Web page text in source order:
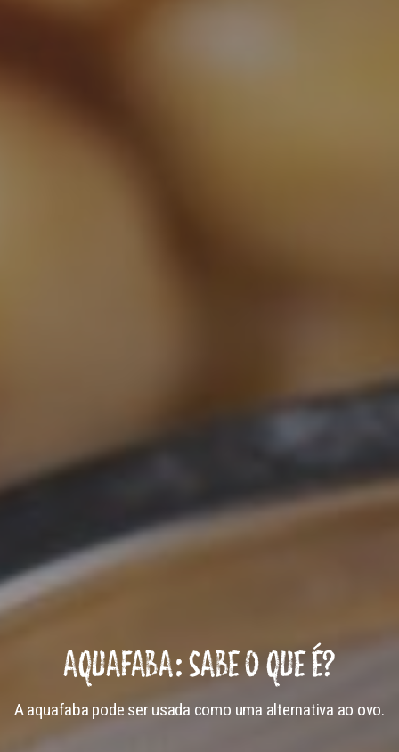
AQUAFABA: SABE O QUE É?
A aquafaba pode ser usada como uma alternativa ao ovo.